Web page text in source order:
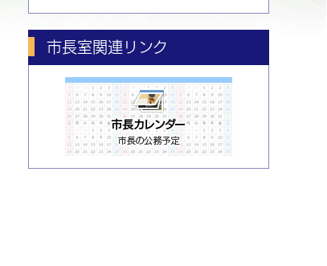
市長室関連リンク